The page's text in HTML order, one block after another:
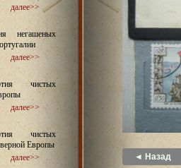
далее>>
негашеных
далее>>
чистых
далее>>
чистых
Европы
далее>>
◄ Назад